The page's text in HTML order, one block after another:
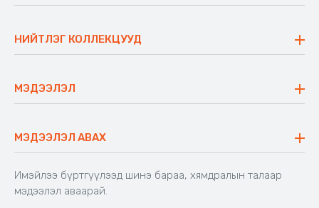
Үнэт зүйлс
Ажлын байр
Блог
НИЙТЛЭГ КОЛЛЕКЦУУД
Сүүдрэвч
Аяны ширээ
Аяны түшлэгтэй сандал
МЭДЭЭЛЭЛ
Буцаалтын журам
Захиалга шалгах
Хамтран ажиллах
Холбоо барих
МЭДЭЭЛЭЛ АВАХ
Имэйлээ бүртгүүлээд шинэ бараа, хямдралын талаар
мэдээлэл аваарай.